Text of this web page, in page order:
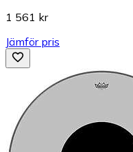
1 561 kr
Jämför pris